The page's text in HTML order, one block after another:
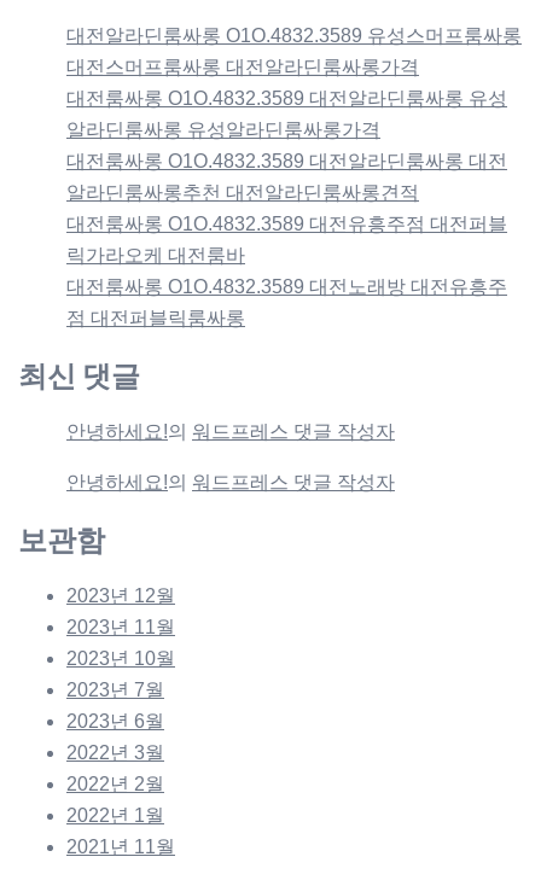
대전알라딘룸싸롱 O1O.4832.3589 유성스머프룸싸롱
대전스머프룸싸롱 대전알라딘룸싸롱가격
대전룸싸롱 O1O.4832.3589 대전알라딘룸싸롱 유성
알라딘룸싸롱 유성알라딘룸싸롱가격
대전룸싸롱 O1O.4832.3589 대전알라딘룸싸롱 대전
알라딘룸싸롱추천 대전알라딘룸싸롱견적
대전룸싸롱 O1O.4832.3589 대전유흥주점 대전퍼블
릭가라오케 대전룸바
대전룸싸롱 O1O.4832.3589 대전노래방 대전유흥주
점 대전퍼블릭룸싸롱
최신 댓글
안녕하세요!의 워드프레스 댓글 작성자
안녕하세요!의 워드프레스 댓글 작성자
보관함
2023년 12월
2023년 11월
2023년 10월
2023년 7월
2023년 6월
2022년 3월
2022년 2월
2022년 1월
2021년 11월